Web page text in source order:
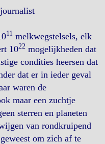
11 melkwegstelsels, elk
1022 mogelijkheden dat
condities heersen dat
dat er in ieder geval
waren de
maar een zuchtje
sterren en planeten
van rondkruipend
om zich af te